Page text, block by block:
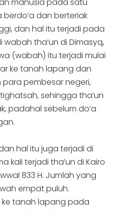
dan berteriak
dan hal itu terjadi pada
tha’un di Dimasyq,
(wabah) itu terjadi mulai
ke tanah lapang dan
pembesar negeri,
sehingga tha’un
padahal sebelum do’a
hal itu juga terjadi di
kali terjadi tha’un di Kairo
833 H. Jumlah yang
empat puluh.
ke tanah lapang pada